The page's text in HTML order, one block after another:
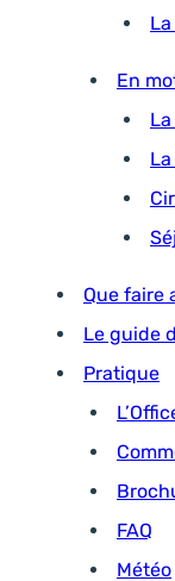
En
Que faire
Le guide
Pratique
FAQ
Météo